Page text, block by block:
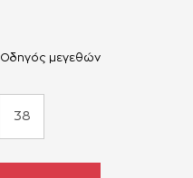
Οδηγός μεγεθών
38